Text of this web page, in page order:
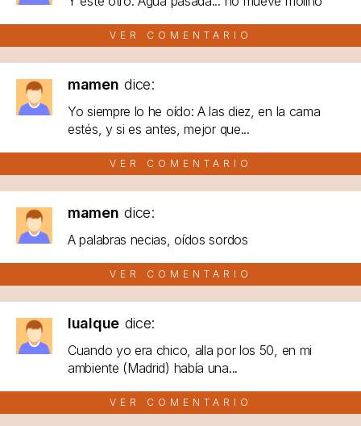
VER COMENTARIO
mamen dice:
Yo siempre lo he oído: A las diez, en la cama
estés, y si es antes, mejor que...
VER COMENTARIO
mamen dice:
A palabras necias, oídos sordos
VER COMENTARIO
lualque dice:
Cuando yo era chico, alla por los 50, en mi
ambiente (Madrid) había una...
VER COMENTARIO